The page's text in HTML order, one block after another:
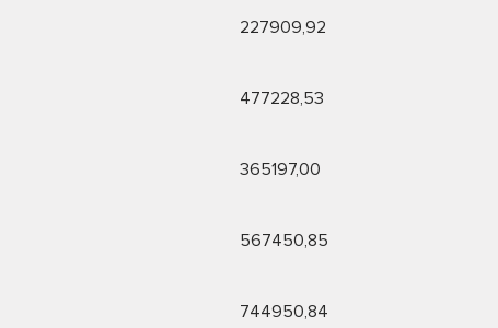
227909,92
477228,53
365197,00
567450,85
744950,84